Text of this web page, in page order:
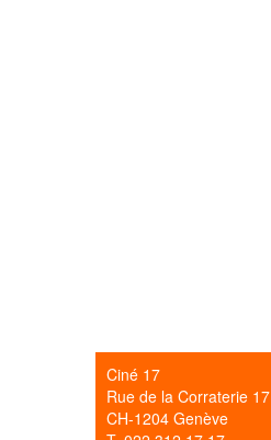
Ciné 17
Rue de la Corraterie 17
CH-1204 Genève